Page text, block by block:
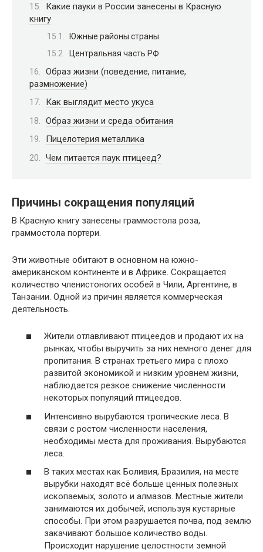
Какие пауки в России занесены в Красную
книгу
Южные районы страны
Центральная часть РФ
Образ жизни (поведение, питание,
размножение)
Как выглядит место укуса
Образ жизни и среда обитания
Пицелотерия металлика
Чем питается паук птицеед?
Причины сокращения популяций
В Красную книгу занесены граммостола роза,
граммостола портери.
Эти животные обитают в основном на южно-
американском континенте и в Африке. Сокращается
количество членистоногих особей в Чили, Аргентине, в
Танзании. Одной из причин является коммерческая
деятельность.
Жители отлавливают птицеедов и продают их на
рынках, чтобы выручить за них немного денег для
пропитания. В странах третьего мира с плохо
развитой экономикой и низким уровнем жизни,
наблюдается резкое снижение численности
некоторых популяций птицеедов.
Интенсивно вырубаются тропические леса. В
связи с ростом численности населения,
необходимы места для проживания. Вырубаются
леса.
В таких местах как Боливия, Бразилия, на месте
вырубки находят всё больше ценных полезных
ископаемых, золото и алмазов. Местные жители
занимаются их добычей, используя кустарные
способы. При этом разрушается почва, под землю
закачивают большое количество воды.
Происходит нарушение целостности земной